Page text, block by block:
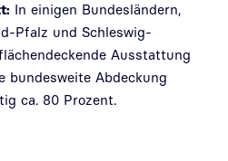
In einigen Bundesländern,
Pfalz und Schleswig-
Ausstattung
bundesweite Abdeckung
ca. 80 Prozent.